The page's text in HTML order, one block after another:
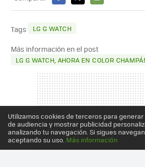
FACEBOOK
X
E-
Tags LG G WATCH
Más información en el post
LG G WATCH, AHORA EN COLOR
Utilizamos cookies de terceros para
de audiencia y mostrar publicidad
analizando tu navegación. Si sigues
aceptando su uso. Más información